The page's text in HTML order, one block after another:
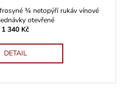
¾ netopýří rukáv vínové
otevřené
1 340 Kč
DETAIL